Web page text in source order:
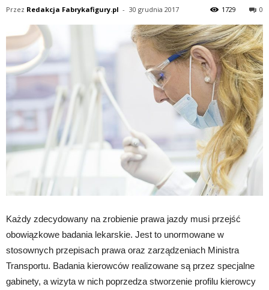
Przez Redakcja Fabrykafigury.pl - 30 grudnia 2017 0
1729
Każdy zdecydowany na zrobienie prawa jazdy musi przejść
obowiązkowe badania lekarskie. Jest to unormowane w
stosownych przepisach prawa oraz zarządzeniach Ministra
Transportu. Badania kierowców realizowane są przez specjalne
gabinety, a wizyta w nich poprzedza stworzenie profilu kierowcy